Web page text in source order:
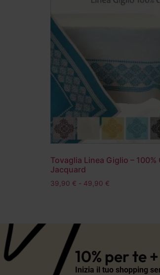
Tovaglia Linea Giglio – 100%
Jacquard
39,90 € - 49,90 €
10% per te
Inizia il tuo shopping